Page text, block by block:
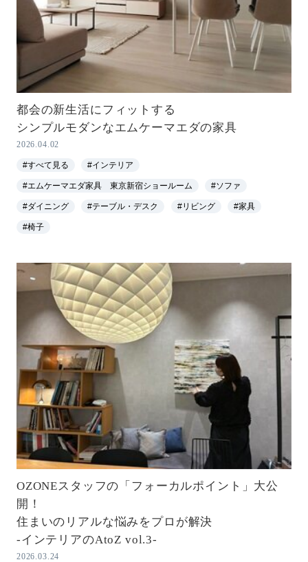
都会の新生活にフィットする
シンプルモダンなエムケーマエダの家具
2026.04.02
#すべて見る #インテリア
#エムケーマエダ家具 東京新宿ショールーム #ソファ
#ダイニング #テーブル・デスク #リビング #家具
#椅子
OZONEスタッフの「フォーカルポイント」大公
開！
住まいのリアルな悩みをプロが解決
-インテリアのAtoZ vol.3-
2026.03.24